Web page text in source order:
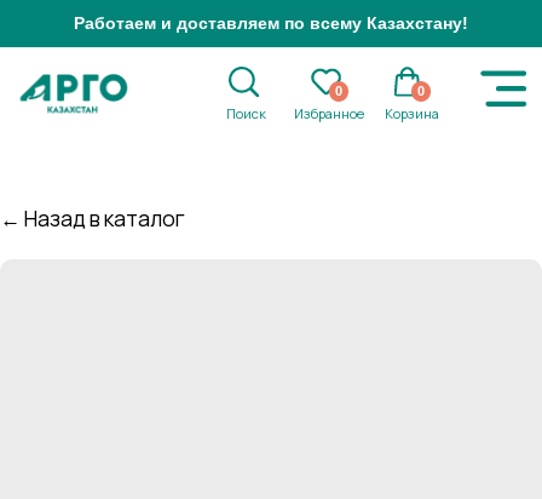
Избранное Корзина
0
Работаем и доставляем по всему Казахстану!